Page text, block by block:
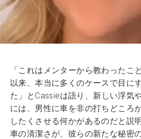
「これはメンターから教わったこ
以来、本当に多くのケースで目に
た」とCassieは語り、新しい浮気
には、男性に車を非の打ちどころ
したくさせる何かがあるのだと説
車の清潔さが、彼らの新たな秘密